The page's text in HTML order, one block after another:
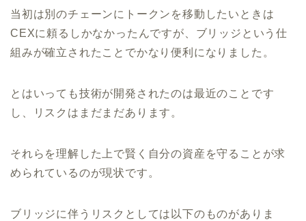
当初は別のチェーンにトークンを移動したいときは
CEXに頼るしかなかったんですが、ブリッジという仕
組みが確立されたことでかなり便利になりました。
とはいっても技術が開発されたのは最近のことです
し、リスクはまだまだあります。
それらを理解した上で賢く自分の資産を守ることが求
められているのが現状です。
ブリッジに伴うリスクとしては以下のものがありま